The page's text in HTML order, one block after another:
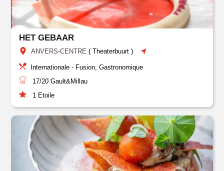
HET GEBAAR
ANVERS-CENTRE (Theaterbuurt )
Internationale - Fusion, Gastronomique
17/20 Gault&Millau
1 Etoile